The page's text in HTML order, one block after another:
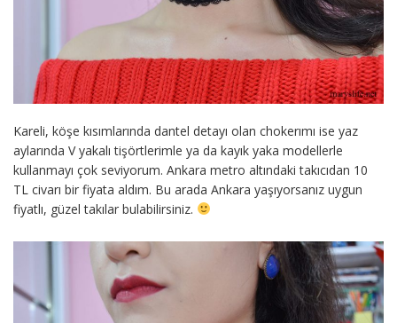
Kareli, köşe kısımlarında dantel detayı olan chokerımı ise yaz
aylarında V yakalı tişörtlerimle ya da kayık yaka modellerle
kullanmayı çok seviyorum. Ankara metro altındaki takıcıdan 10
TL civarı bir fiyata aldım. Bu arada Ankara yaşıyorsanız uygun
fiyatlı, güzel takılar bulabilirsiniz.